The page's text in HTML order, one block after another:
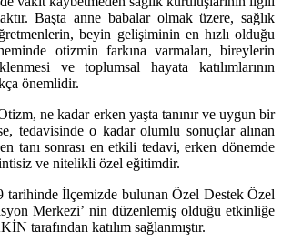
Başta anne babalar olmak üzere, sağlık
beyin gelişiminin en hızlı olduğu
otizmin farkına varmaları, bireylerin
ve toplumsal hayata katılımlarının
önemlidir.
ne kadar erken yaşta tanınır ve uygun bir
tedavisinde o kadar olumlu sonuçlar alınan
tanı sonrası en etkili tedavi, erken dönemde
ve nitelikli özel eğitimdir.
tarihinde İlçemizde bulunan Özel Destek Özel
Merkezi’ nin düzenlemiş olduğu etkinliğe
tarafından katılım sağlanmıştır.